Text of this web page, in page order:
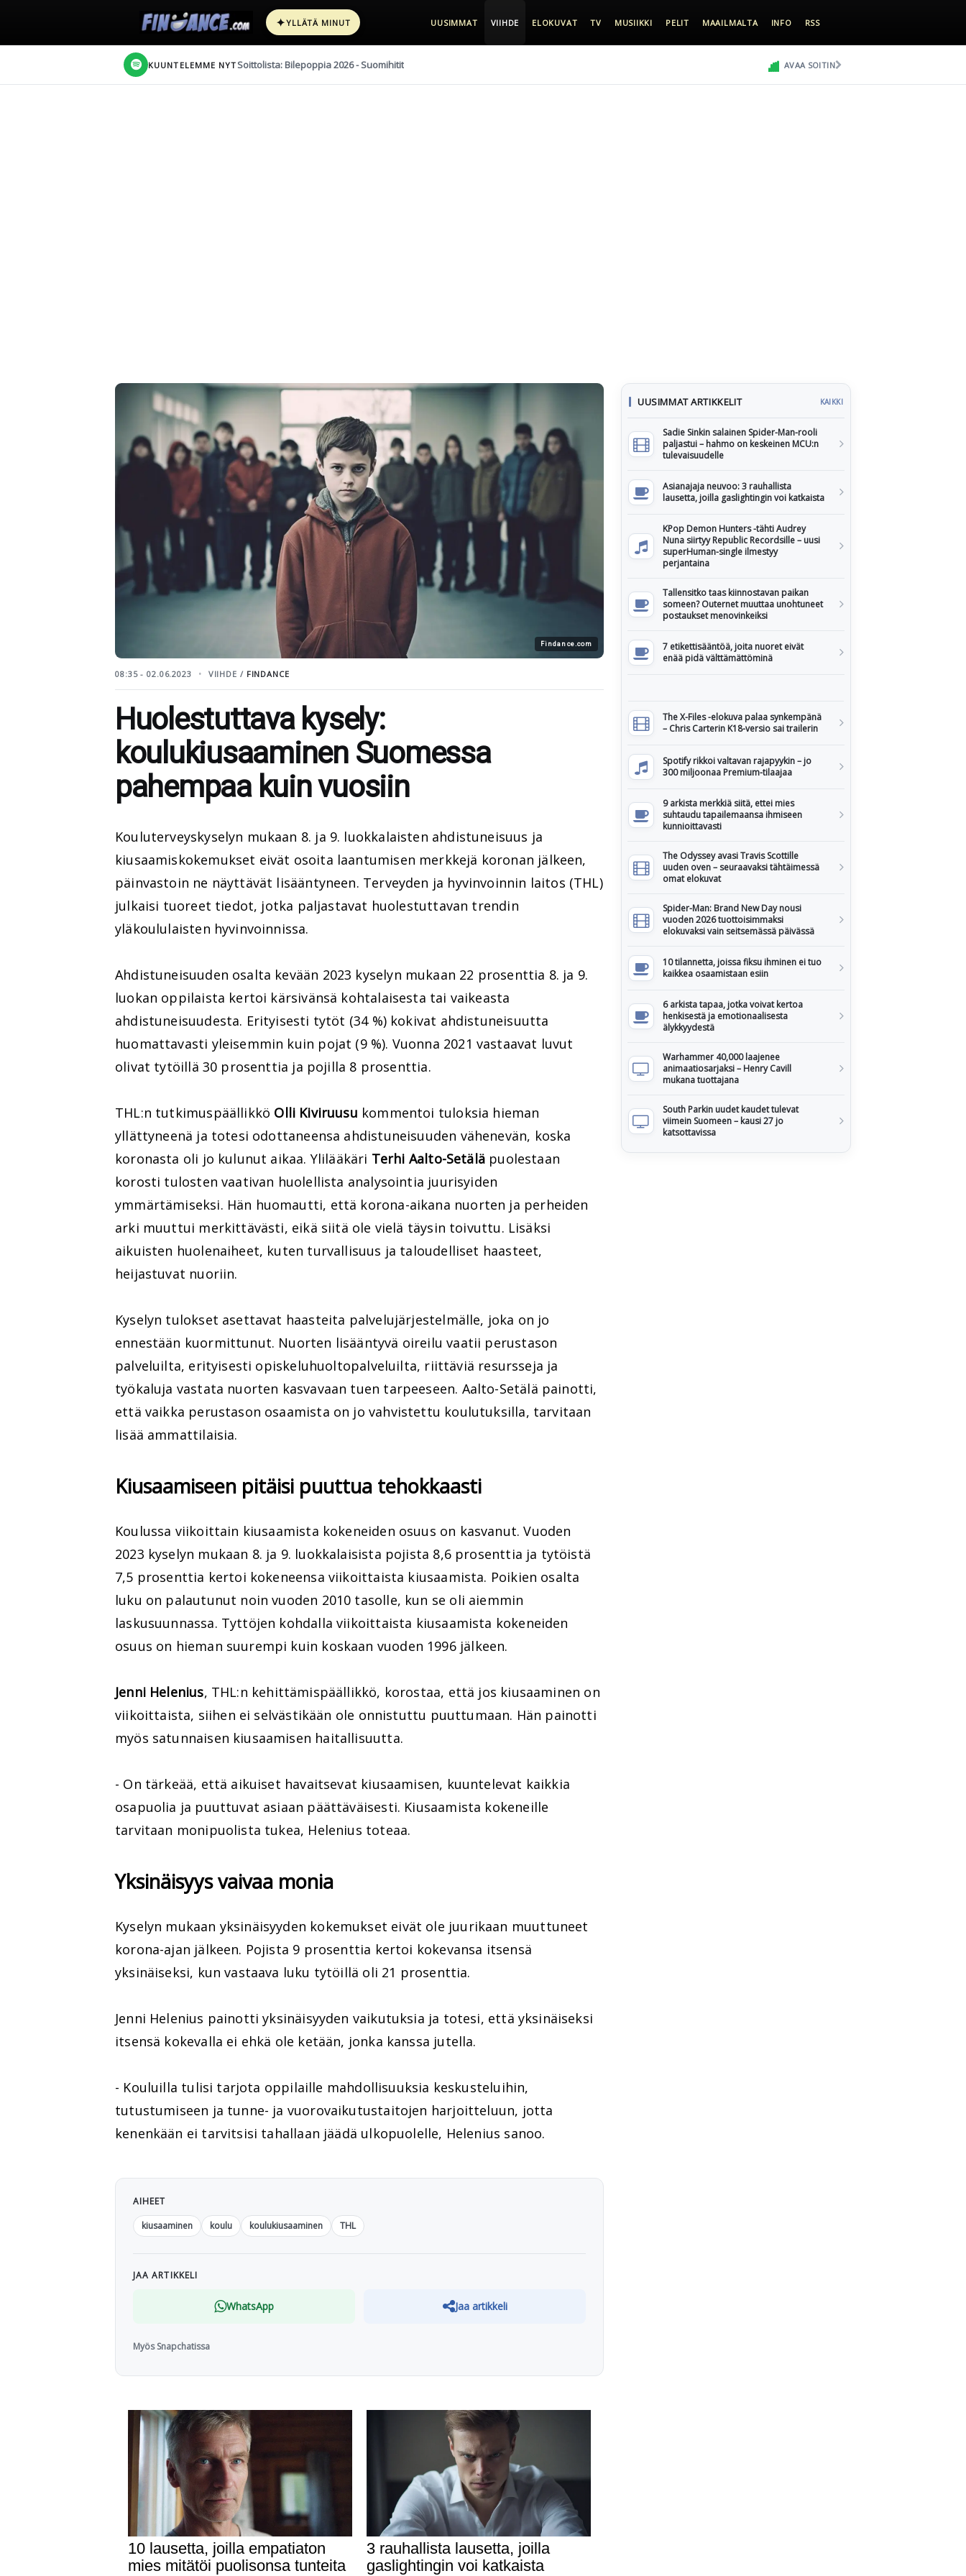
✦YLLÄTÄ MINUT UUSIMMAT VIIHDE ELOKUVAT TV MUSIIKKI PELIT MAAILMALTA INFO RSS
KUUNTELEMME NYT Soittolista: Bilepoppia 2026 - Suomihitit AVAA SOITIN
Findance.com
08:35 - 02.06.2023 VIIHDE / FINDANCE
Huolestuttava kysely:
koulukiusaaminen Suomessa
pahempaa kuin vuosiin
Kouluterveyskyselyn mukaan 8. ja 9. luokkalaisten ahdistuneisuus ja
kiusaamiskokemukset eivät osoita laantumisen merkkejä koronan jälkeen,
päinvastoin ne näyttävät lisääntyneen. Terveyden ja hyvinvoinnin laitos (THL)
julkaisi tuoreet tiedot, jotka paljastavat huolestuttavan trendin
yläkoululaisten hyvinvoinnissa.
Ahdistuneisuuden osalta kevään 2023 kyselyn mukaan 22 prosenttia 8. ja 9.
luokan oppilaista kertoi kärsivänsä kohtalaisesta tai vaikeasta
ahdistuneisuudesta. Erityisesti tytöt (34 %) kokivat ahdistuneisuutta
huomattavasti yleisemmin kuin pojat (9 %). Vuonna 2021 vastaavat luvut
olivat tytöillä 30 prosenttia ja pojilla 8 prosenttia.
THL:n tutkimuspäällikkö Olli Kiviruusu kommentoi tuloksia hieman
yllättyneenä ja totesi odottaneensa ahdistuneisuuden vähenevän, koska
koronasta oli jo kulunut aikaa. Ylilääkäri Terhi Aalto-Setälä puolestaan
korosti tulosten vaativan huolellista analysointia juurisyiden
ymmärtämiseksi. Hän huomautti, että korona-aikana nuorten ja perheiden
arki muuttui merkittävästi, eikä siitä ole vielä täysin toivuttu. Lisäksi
aikuisten huolenaiheet, kuten turvallisuus ja taloudelliset haasteet,
heijastuvat nuoriin.
Kyselyn tulokset asettavat haasteita palvelujärjestelmälle, joka on jo
ennestään kuormittunut. Nuorten lisääntyvä oireilu vaatii perustason
palveluilta, erityisesti opiskeluhuoltopalveluilta, riittäviä resursseja ja
työkaluja vastata nuorten kasvavaan tuen tarpeeseen. Aalto-Setälä painotti,
että vaikka perustason osaamista on jo vahvistettu koulutuksilla, tarvitaan
lisää ammattilaisia.
Kiusaamiseen pitäisi puuttua tehokkaasti
Koulussa viikoittain kiusaamista kokeneiden osuus on kasvanut. Vuoden
2023 kyselyn mukaan 8. ja 9. luokkalaisista pojista 8,6 prosenttia ja tytöistä
7,5 prosenttia kertoi kokeneensa viikoittaista kiusaamista. Poikien osalta
luku on palautunut noin vuoden 2010 tasolle, kun se oli aiemmin
laskusuunnassa. Tyttöjen kohdalla viikoittaista kiusaamista kokeneiden
osuus on hieman suurempi kuin koskaan vuoden 1996 jälkeen.
Jenni Helenius, THL:n kehittämispäällikkö, korostaa, että jos kiusaaminen on
viikoittaista, siihen ei selvästikään ole onnistuttu puuttumaan. Hän painotti
myös satunnaisen kiusaamisen haitallisuutta.
- On tärkeää, että aikuiset havaitsevat kiusaamisen, kuuntelevat kaikkia
osapuolia ja puuttuvat asiaan päättäväisesti. Kiusaamista kokeneille
tarvitaan monipuolista tukea, Helenius toteaa.
Yksinäisyys vaivaa monia
Kyselyn mukaan yksinäisyyden kokemukset eivät ole juurikaan muuttuneet
korona-ajan jälkeen. Pojista 9 prosenttia kertoi kokevansa itsensä
yksinäiseksi, kun vastaava luku tytöillä oli 21 prosenttia.
Jenni Helenius painotti yksinäisyyden vaikutuksia ja totesi, että yksinäiseksi
itsensä kokevalla ei ehkä ole ketään, jonka kanssa jutella.
- Kouluilla tulisi tarjota oppilaille mahdollisuuksia keskusteluihin,
tutustumiseen ja tunne- ja vuorovaikutustaitojen harjoitteluun, jotta
kenenkään ei tarvitsisi tahallaan jäädä ulkopuolelle, Helenius sanoo.
AIHEET
kiusaaminen
koulu koulukiusaaminen THL
JAA ARTIKKELI
WhatsApp Jaa artikkeli
Myös Snapchatissa
UUSIMMAT ARTIKKELIT KAIKKI
Sadie Sinkin salainen Spider-Man-rooli
paljastui – hahmo on keskeinen MCU:n
tulevaisuudelle
Asianajaja neuvoo: 3 rauhallista
lausetta, joilla gaslightingin voi katkaista
KPop Demon Hunters -tähti Audrey
Nuna siirtyy Republic Recordsille – uusi
superHuman-single ilmestyy
perjantaina
Tallensitko taas kiinnostavan paikan
someen? Outernet muuttaa unohtuneet
postaukset menovinkeiksi
7 etikettisääntöä, joita nuoret eivät
enää pidä välttämättöminä
The X-Files -elokuva palaa synkempänä
– Chris Carterin K18-versio sai trailerin
Spotify rikkoi valtavan rajapyykin – jo
300 miljoonaa Premium-tilaajaa
9 arkista merkkiä siitä, ettei mies
suhtaudu tapailemaansa ihmiseen
kunnioittavasti
The Odyssey avasi Travis Scottille
uuden oven – seuraavaksi tähtäimessä
omat elokuvat
Spider-Man: Brand New Day nousi
vuoden 2026 tuottoisimmaksi
elokuvaksi vain seitsemässä päivässä
10 tilannetta, joissa fiksu ihminen ei tuo
kaikkea osaamistaan esiin
6 arkista tapaa, jotka voivat kertoa
henkisestä ja emotionaalisesta
älykkyydestä
Warhammer 40,000 laajenee
animaatiosarjaksi – Henry Cavill
mukana tuottajana
South Parkin uudet kaudet tulevat
viimein Suomeen – kausi 27 jo
katsottavissa